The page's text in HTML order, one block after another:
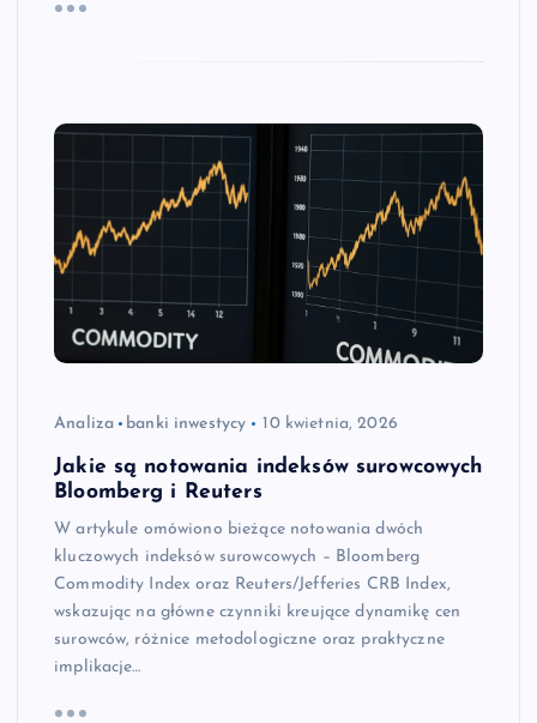
Analiza banki inwestycy 10 kwietnia, 2026
Jakie są notowania indeksów surowcowych
Bloomberg i Reuters
W artykule omówiono bieżące notowania dwóch
kluczowych indeksów surowcowych – Bloomberg
Commodity Index oraz Reuters/Jefferies CRB Index,
wskazując na główne czynniki kreujące dynamikę cen
surowców, różnice metodologiczne oraz praktyczne
implikacje…